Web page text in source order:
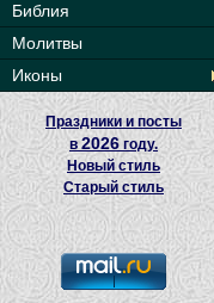
Библия
Молитвы
Иконы
Праздники и посты
в2026 году.
Новый стиль
Старый стиль